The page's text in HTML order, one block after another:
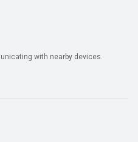
with nearby devices.